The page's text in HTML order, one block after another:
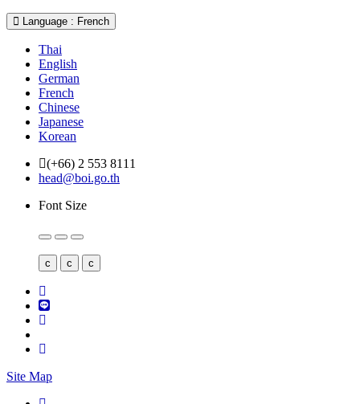
Language : French
Thai
English
German
French
Chinese
Japanese
Korean
(+66) 2 553 8111
head@boi.go.th
Font Size
c c c
Site Map